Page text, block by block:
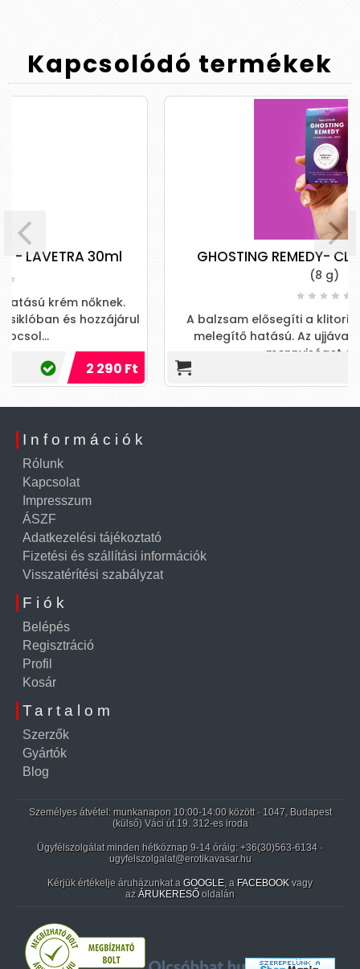
Kapcsolódó termékek
GHOSTING REMEDY- CLITHERAPY Balm
A balzsam elősegíti a klitorisz vérkeringését és
melegítő hatású. Az ujjával vigyen fel egy kis
mennyiséget a csikl
Információk
Rólunk
Kapcsolat
Impresszum
ÁSZF
Adatkezelési tájékoztató
Fizetési és szállítási információk
Visszatérítési szabályzat
Fiók
Belépés
Regisztráció
Profil
Kosár
Tartalom
Szerzők
Gyártók
Blog
Személyes átvétel: munkanapon 10:00-14:00 között · 1047, Budapest
(külső) Váci út 19. 312-es iroda
Ügyfélszolgálat minden hétköznap 9-14 óráig: +36(30)563-6134 ·
ugyfelszolgalat@erotikavasar.hu
Kérjük értékelje áruházunkat a GOOGLE, a FACEBOOK vagy
az ÁRUKERESŐ oldalán